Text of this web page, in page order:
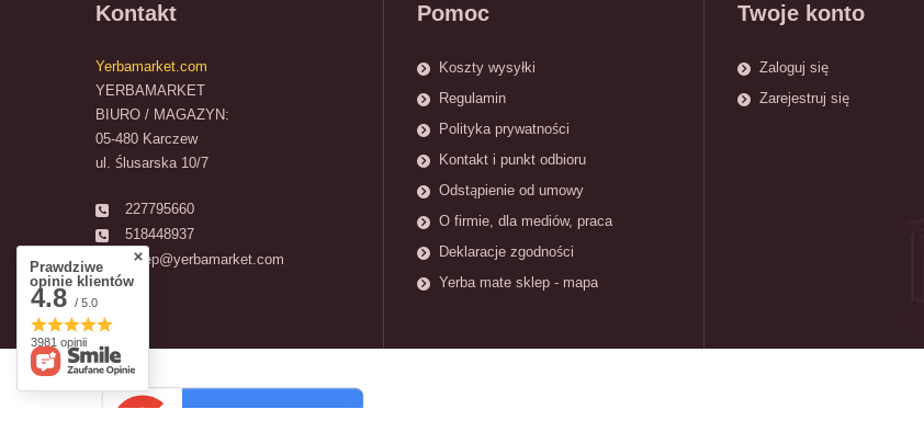
Kontakt
Yerbamarket.com
YERBAMARKET
BIURO / MAGAZYN:
05-480 Karczew
ul. Ślusarska 10/7
227795660
518448937
sklep@yerbamarket.com
Pomoc
Koszty wysyłki
Regulamin
Polityka prywatności
Kontakt i punkt odbioru
Odstąpienie od umowy
O firmie, dla mediów, praca
Deklaracje zgodności
Yerba mate sklep - mapa
Twoje konto
Zaloguj się
Zarejestruj się
Prawdziwe
opinie klientów
4.8 / 5.0
3981 opinii